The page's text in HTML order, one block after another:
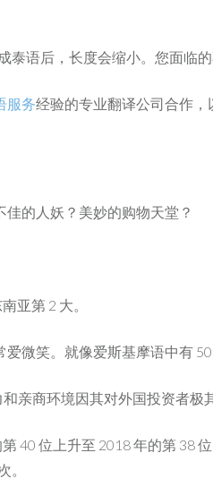
语后，长度会缩小。您面临
服务经验的专业翻译公司合作，
的人妖？美妙的购物天堂？
亚第 2 大。
笑。就像爱斯基摩语中有 50
商环境因其对外国投资者极
40 位上升至 2018 年的第 38
。